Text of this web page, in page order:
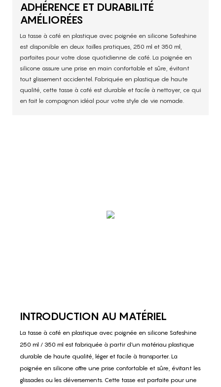
ADHÉRENCE ET DURABILITÉ
AMÉLIORÉES
La tasse à café en plastique avec poignée en silicone Safeshine
est disponible en deux tailles pratiques, 250 ml et 350 ml,
parfaites pour votre dose quotidienne de café. La poignée en
silicone assure une prise en main confortable et sûre, évitant
tout glissement accidentel. Fabriquée en plastique de haute
qualité, cette tasse à café est durable et facile à nettoyer, ce qui
en fait le compagnon idéal pour votre style de vie nomade.
INTRODUCTION AU MATÉRIEL
La tasse à café en plastique avec poignée en silicone Safeshine
250 ml / 350 ml est fabriquée à partir d'un matériau plastique
durable de haute qualité, léger et facile à transporter. La
poignée en silicone offre une prise confortable et sûre, évitant les
glissades ou les déversements. Cette tasse est parfaite pour une